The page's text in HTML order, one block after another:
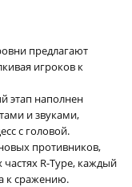
предлагают
игроков к
этап наполнен
и звуками,
с головой.
противников,
R-Type, каждый
к сражению.